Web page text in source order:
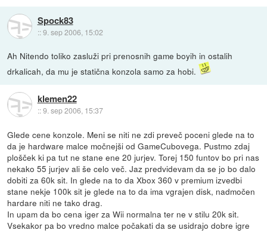
Spock83
::9. sep 2006, 15:02
Ah Nitendo toliko zasluži pri prenosnih game boyih in ostalih
drkalicah, da mu je statična konzola samo za hobi.
klemen22
::9. sep 2006, 15:37
Glede cene konzole. Meni se niti ne zdi preveč poceni glede na to
da je hardware malce močnejši od GameCubovega. Pustmo zdaj
plošček ki pa tut ne stane ene 20 jurjev. Torej 150 funtov bo pri nas
nekako 55 jurjev ali še celo več. Jaz predvidevam da se jo bo dalo
dobiti za 60k sit. In glede na to da Xbox 360 v premium izvedbi
stane nekje 100k sit je glede na to da ima vgrajen disk, nadmočen
hardare niti ne tako drag.
In upam da bo cena iger za Wii normalna ter ne v stilu 20k sit.
Vsekakor pa bo vredno malce počakati da se usidrajo dobre igre